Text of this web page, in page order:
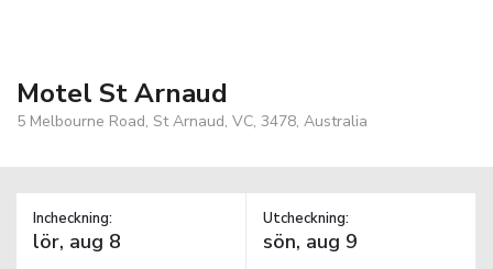
Motel St Arnaud
5 Melbourne Road, St Arnaud, VC, 3478, Australia
Incheckning: Utcheckning: